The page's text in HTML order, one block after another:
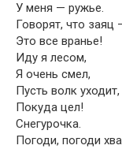
У меня — ружье.
Говорят, что заяц
Это все вранье!
Иду я лесом,
Я очень смел,
Пусть волк уходит,
Покуда цел!
Снегурочка.
Погоди, погоди